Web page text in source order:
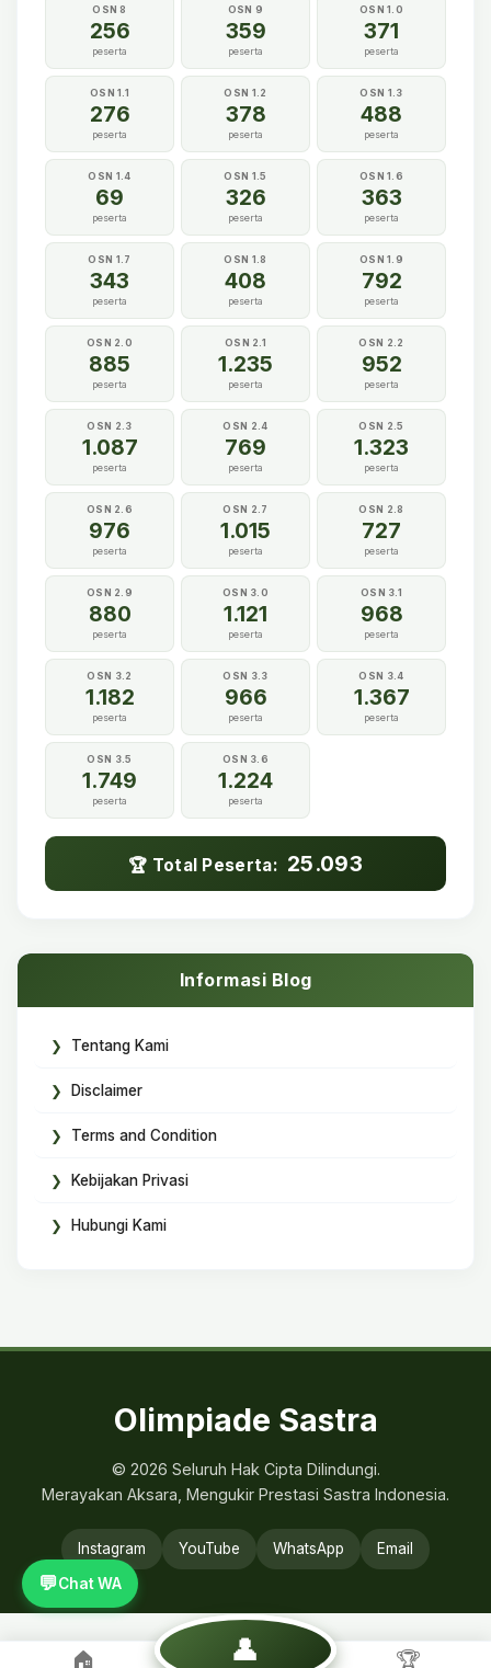
OSN 8
256
peserta
OSN 9
359
peserta
OSN 1.0
371
peserta
OSN 1.1
276
peserta
OSN 1.2
378
peserta
OSN 1.3
488
peserta
OSN 1.4
69
peserta
OSN 1.5
326
peserta
OSN 1.6
363
peserta
OSN 1.7
343
peserta
OSN 1.8
408
peserta
OSN 1.9
792
peserta
OSN 2.0
885
peserta
OSN 2.1
1.235
peserta
OSN 2.2
952
peserta
OSN 2.3
1.087
peserta
OSN 2.4
769
peserta
OSN 2.5
1.323
peserta
OSN 2.6
976
peserta
OSN 2.7
1.015
peserta
OSN 2.8
727
peserta
OSN 2.9
880
peserta
OSN 3.0
1.121
peserta
OSN 3.1
968
peserta
OSN 3.2
1.182
peserta
OSN 3.3
966
peserta
OSN 3.4
1.367
peserta
OSN 3.5
1.749
peserta
OSN 3.6
1.224
peserta
🏆 Total Peserta: 25.093
Informasi Blog
Tentang Kami
Disclaimer
Terms and Condition
Kebijakan Privasi
Hubungi Kami
Olimpiade Sastra
© 2026 Seluruh Hak Cipta Dilindungi.
Merayakan Aksara, Mengukir Prestasi Sastra Indonesia.
Instagram YouTube WhatsApp Email
💬Chat WA
🏠 👤 🏆